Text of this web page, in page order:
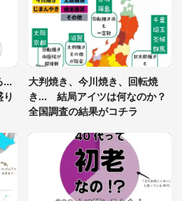
」「本当に気持ち悪い」 道端でバ
〝野生の野菜〟に6.5万人戦慄
食パンの耳」と1.4万人困惑
状態。なんとか見つけた民家に助け
人の男性が...」
と思って、あなたにこれをあげる」
...
大判焼き、今川焼き、回転焼
き... 結局アイツは何なのか？
全国調査の結果がコチラ